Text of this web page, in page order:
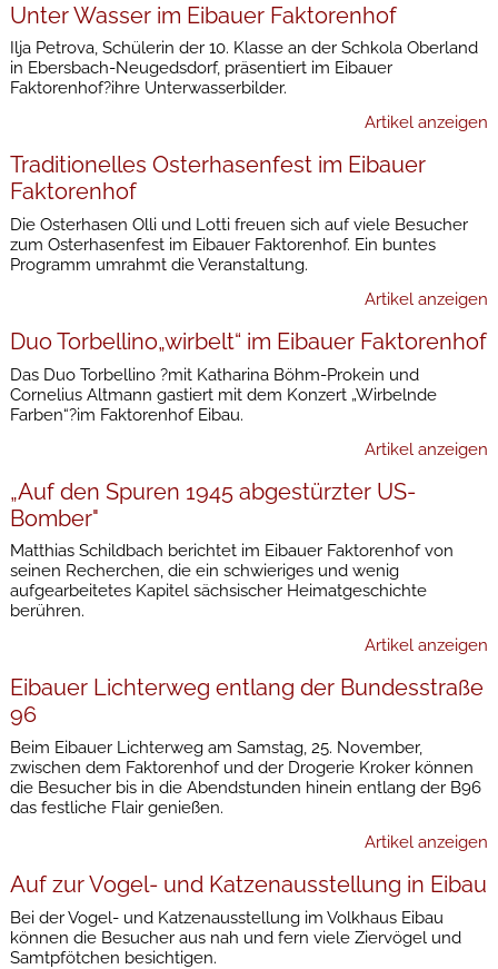
Unter Wasser im Eibauer Faktorenhof
Ilja Petrova, Schülerin der 10. Klasse an der Schkola Oberland
in Ebersbach-Neugedsdorf, präsentiert im Eibauer
Faktorenhof?ihre Unterwasserbilder.
Artikel anzeigen
Traditionelles Osterhasenfest im Eibauer
Faktorenhof
Die Osterhasen Olli und Lotti freuen sich auf viele Besucher
zum Osterhasenfest im Eibauer Faktorenhof. Ein buntes
Programm umrahmt die Veranstaltung.
Artikel anzeigen
Duo Torbellino„wirbelt“ im Eibauer Faktorenhof
Das Duo Torbellino ?mit Katharina Böhm-Prokein und
Cornelius Altmann gastiert mit dem Konzert „Wirbelnde
Farben“?im Faktorenhof Eibau.
Artikel anzeigen
„Auf den Spuren 1945 abgestürzter US-
Bomber"
Matthias Schildbach berichtet im Eibauer Faktorenhof von
seinen Recherchen, die ein schwieriges und wenig
aufgearbeitetes Kapitel sächsischer Heimatgeschichte
berühren.
Artikel anzeigen
Eibauer Lichterweg entlang der Bundesstraße
96
Beim Eibauer Lichterweg am Samstag, 25. November,
zwischen dem Faktorenhof und der Drogerie Kroker können
die Besucher bis in die Abendstunden hinein entlang der B96
das festliche Flair genießen.
Artikel anzeigen
Auf zur Vogel- und Katzenausstellung in Eibau
Bei der Vogel- und Katzenausstellung im Volkhaus Eibau
können die Besucher aus nah und fern viele Ziervögel und
Samtpfötchen besichtigen.